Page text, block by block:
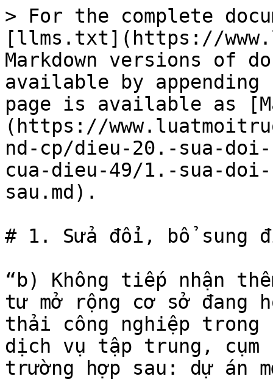
> For the complete
[llms.txt](https://
Markdown versions of
available by
page is available as
(https://
nd-cp/dieu-20.-sua-doi-
cua-dieu-49/1.-sua-doi-
sau.md).
# 1. Sửa đổi, bổ sung
“b) Không tiếp nhận
tư mở rộng cơ sở đang
thải công nghiệp trong
dịch vụ tập trung, cụm
trường hợp sau: dự án